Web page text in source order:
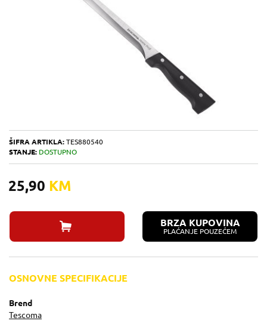
ŠIFRA ARTIKLA: TES880540
STANJE: DOSTUPNO
25,90 KM
BRZA KUPOVINA
PLAĆANJE POUZEĆEM
OSNOVNE SPECIFIKACIJE
Brend
Tescoma